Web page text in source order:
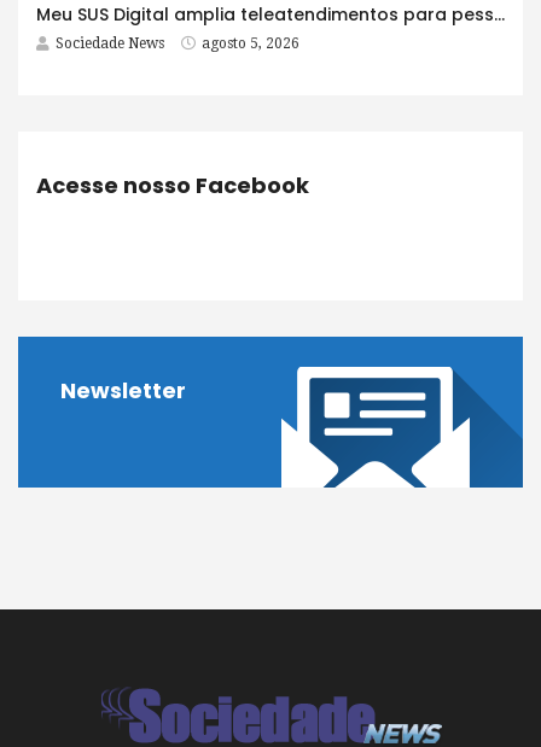
Meu SUS Digital amplia teleatendimentos para pessoas com problemas com jogos e apostas
Sociedade News agosto 5, 2026
Acesse nosso Facebook
Newsletter